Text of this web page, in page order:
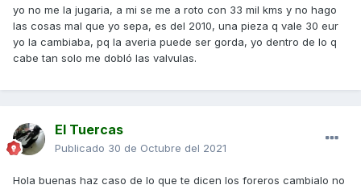
yo no me la jugaria, a mi se me a roto con 33 mil kms y no hago
las cosas mal que yo sepa, es del 2010, una pieza q vale 30 eur
yo la cambiaba, pq la averia puede ser gorda, yo dentro de lo q
cabe tan solo me dobló las valvulas.
El Tuercas
Publicado 30 de Octubre del 2021
Hola buenas haz caso de lo que te dicen los foreros cambialo no